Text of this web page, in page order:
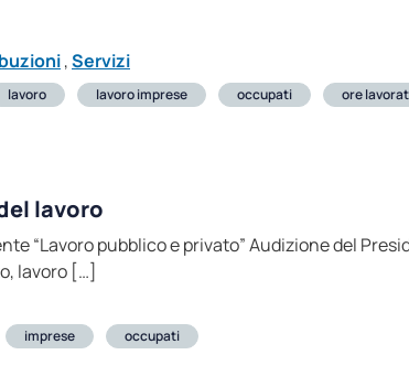
,Servizi
lavoro lavoro imprese occupati ore
lavoro
“Lavoro pubblico e privato” Audizione del
lavoro […]
imprese occupati